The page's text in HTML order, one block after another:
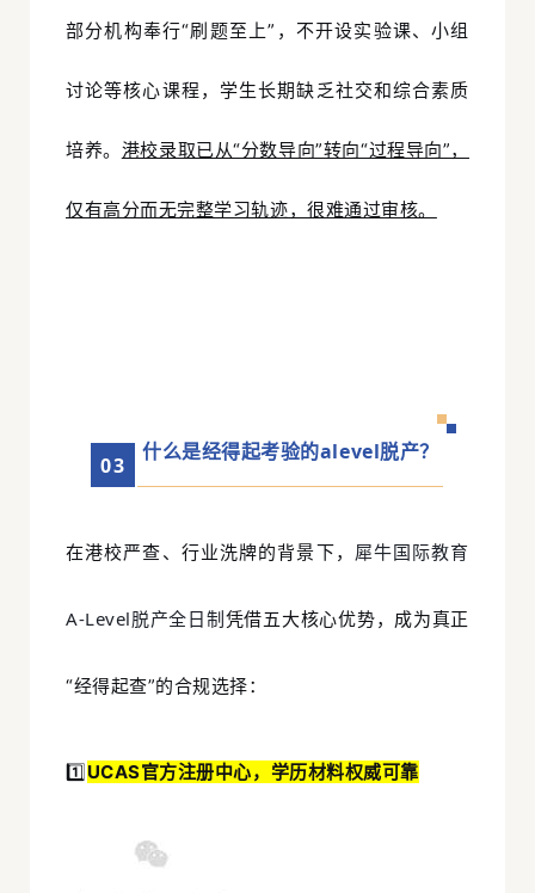
部分机构奉行“刷题至上”，不开设实验课、小组
讨论等核心课程，学生长期缺乏社交和综合素质
培养。 港校录取已从“分数导向”转向“过程导向”，
仅有高分而无完整学习轨迹，很难通过审核。
03
什么是经得起考验的alevel脱产？
在港校严查、行业洗牌的背景下， 犀牛国际教育
A-Level脱产全日制凭借五大核心优势，成为真正
“经得起查”的合规选择：
1️⃣UCAS官方注册中心，学历材料权威可靠